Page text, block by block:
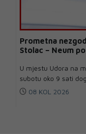
Prometna
Stolac – Neum
U mjestu Udora na
subotu oko 9 sati
08 KOL 2026